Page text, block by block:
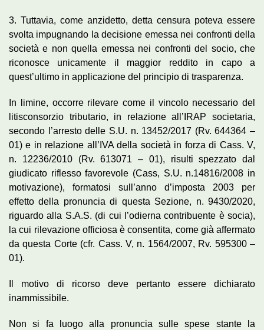
3. Tuttavia, come anzidetto, detta censura poteva essere
svolta impugnando la decisione emessa nei confronti della
società e non quella emessa nei confronti del socio, che
riconosce unicamente il maggior reddito in capo a
quest’ultimo in applicazione del principio di trasparenza.
In limine, occorre rilevare come il vincolo necessario del
litisconsorzio tributario, in relazione all’IRAP societaria,
secondo l’arresto delle S.U. n. 13452/2017 (Rv. 644364 –
01) e in relazione all’IVA della società in forza di Cass. V,
n. 12236/2010 (Rv. 613071 – 01), risulti spezzato dal
giudicato riflesso favorevole (Cass, S.U. n.14816/2008 in
motivazione), formatosi sull’anno d’imposta 2003 per
effetto della pronuncia di questa Sezione, n. 9430/2020,
riguardo alla S.A.S. (di cui l’odierna contribuente è socia),
la cui rilevazione officiosa è consentita, come già affermato
da questa Corte (cfr. Cass. V, n. 1564/2007, Rv. 595300 –
01).
Il motivo di ricorso deve pertanto essere dichiarato
inammissibile.
Non si fa luogo alla pronuncia sulle spese stante la